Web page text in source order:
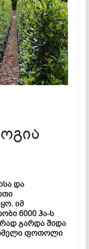
და
იმ
6000 ჰა-ს
გარდა შიდა
ხმელი ფოთოლი